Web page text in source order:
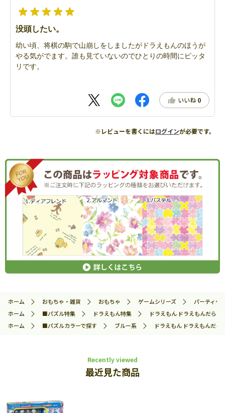
没頭したい。
幼い頃、将棋の駒で山崩しをしましたがドラえもんのほうが
やる気がでます。誰も見ていないのでひとりの時間にピッタ
リです。
いいね 0
※レビューを書くにはログインが必要です。
ホーム おもちゃ・雑貨 おもちゃ ゲームシリーズ
パーティゲ
ホーム
■パズル特集 ドラえもん特集
ドラえもん ドラえもんだら
ホーム
■パズルカラーで探す ブルー系 ドラえもん ドラえもんだ
Recently viewed
最近見た商品